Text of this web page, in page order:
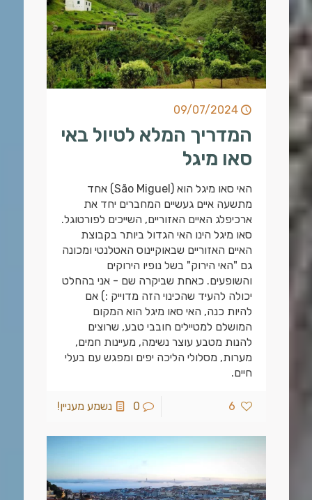
09/07/2024
המדריך המלא לטיול באי
סאו מיגל
האי סאו מיגל הוא (São Miguel) אחד
מתשעה איים געשיים המחברים יחד את
ארכיפלג האיים האזוריים, השייכים לפורטוגל.
סאו מיגל הינו האי הגדול ביותר בקבוצת
האיים האזוריים שבאוקיינוס האטלנטי ומכונה
גם "האי הירוק" בשל נופיו הירוקים
והשופעים. כאחת שביקרה שם - אני בהחלט
יכולה להעיד שהכינוי הזה מדוייק :) אם
להיות כנה, האי סאו מיגל הוא המקום
המושלם למטיילים חובבי טבע, שרוצים
להנות מטבע עוצר נשימה, מעיינות חמים,
מערות, מסלולי הליכה יפים ומפגש עם בעלי
חיים.
6
0 נשמע מעניין!